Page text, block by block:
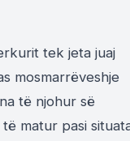
tek jeta juaj
mosmarrëveshje
të njohur së
matur pasi